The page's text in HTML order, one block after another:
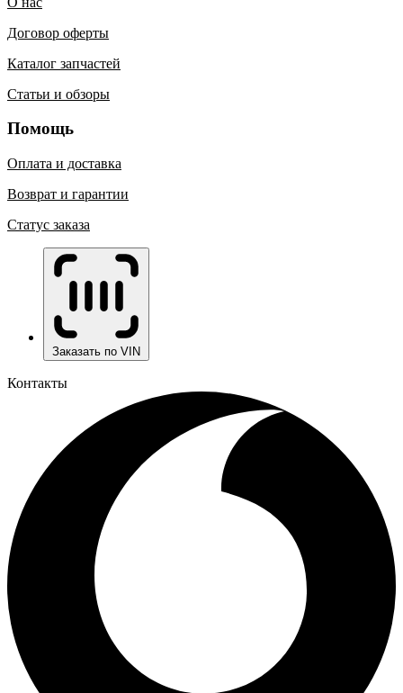
Договор оферты
Каталог запчастей
Статьи и обзоры
Помощь
Оплата и доставка
Возврат и гарантии
Статус заказа
Заказать по VIN
Контакты